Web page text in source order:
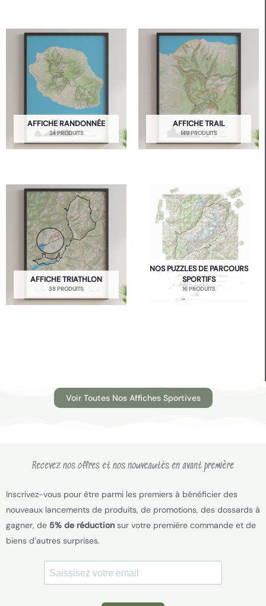
AFFICHE RANDONNÉE
24 PRODUITS
AFFICHE TRAIL
149 PRODUITS
AFFICHE TRIATHLON
38 PRODUITS
NOS PUZZLES DE PARCOURS
SPORTIFS
16 PRODUITS
Voir Toutes Nos Affiches Sportives
Recevez nos offres et nos nouveautés en avant première
Inscrivez-vous pour être parmi les premiers à bénéficier des
nouveaux lancements de produits, de promotions, des dossards à
gagner, de 5% de réduction sur votre première commande et de
biens d’autres surprises.